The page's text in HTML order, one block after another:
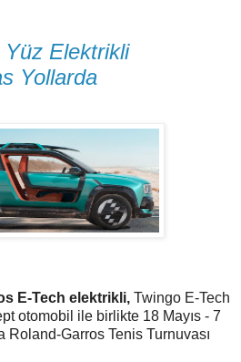
Yüz Elektrikli
Yollarda
E-Tech elektrikli, Twingo E-Tech
otomobil ile birlikte 18 Mayıs - 7
Roland-Garros Tenis Turnuvası